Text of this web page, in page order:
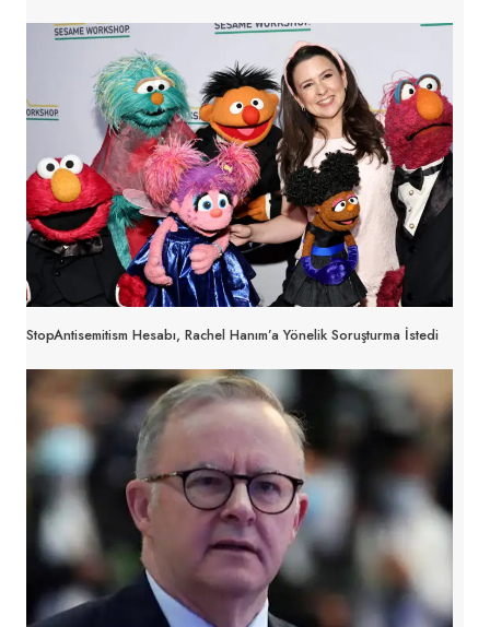
StopAntisemitism Hesabı, Rachel Hanım’a Yönelik Soruşturma İstedi